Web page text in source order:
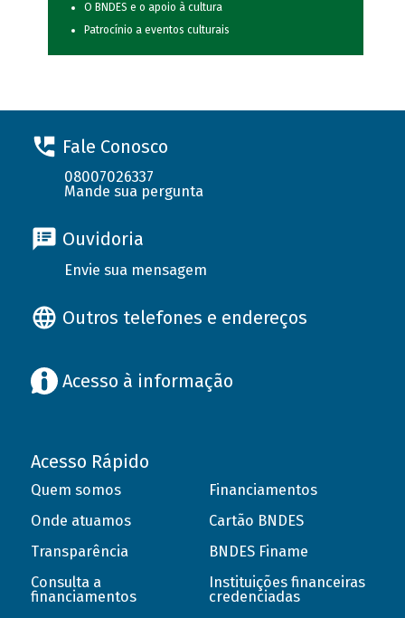
O BNDES e o apoio à cultura
Patrocínio a eventos culturais
Fale Conosco
08007026337
Mande sua pergunta
Ouvidoria
Envie sua mensagem
Outros telefones e endereços
Acesso à informação
Acesso Rápido
Quem somos
Onde atuamos
Transparência
Consulta a
financiamentos
Financiamentos
Cartão BNDES
BNDES Finame
Instituições financeiras
credenciadas